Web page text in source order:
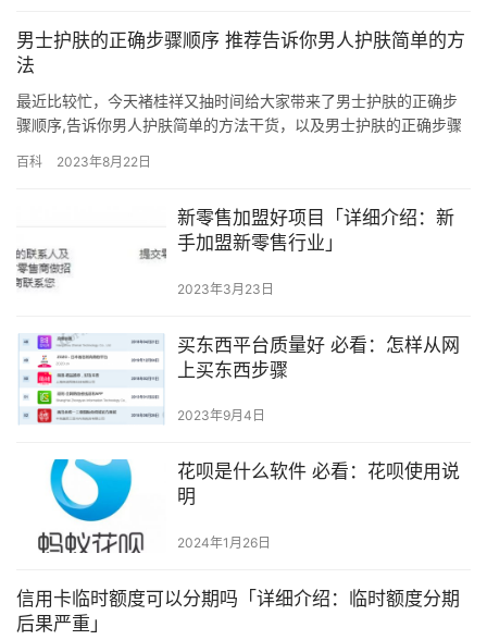
男士护肤的正确步骤顺序 推荐告诉你男人护肤简单的方
法
最近比较忙，今天褚桂祥又抽时间给大家带来了男士护肤的正确步
骤顺序,告诉你男人护肤简单的方法干货，以及男士护肤的正确步骤
样才能真正理解和掌握！ 男女性激素的不同，男性皮脂腺和汗腺分
也比较多，所以，清洁的确是男士护肤的重中之重。 只不过，这种
清洁…
百科 2023年8月22日
新零售加盟好项目「详细介绍：新
手加盟新零售行业」
2023年3月23日
买东西平台质量好 必看：怎样从网
上买东西步骤
2023年9月4日
花呗是什么软件 必看：花呗使用说
明
2024年1月26日
信用卡临时额度可以分期吗「详细介绍：临时额度分期
后果严重」